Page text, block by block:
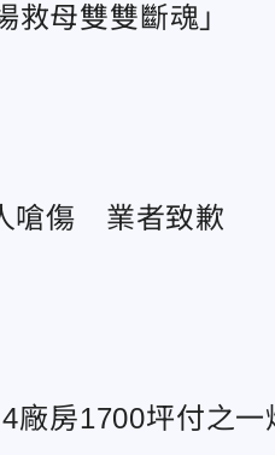
母雙雙斷魂」
嗆傷 業者致歉
房1700坪付之一